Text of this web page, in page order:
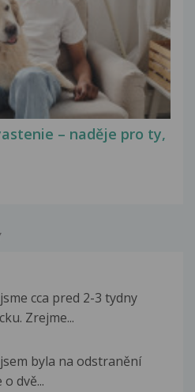
– naděje pro ty,
cca pred 2-3 tydny
Zrejme...
byla na odstranění
dvě...